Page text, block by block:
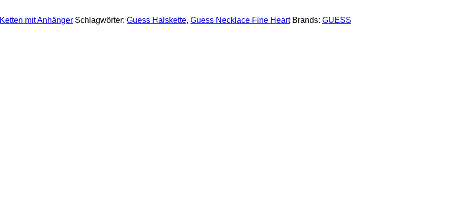
Ketten mit Anhänger Schlagwörter: Guess Halskette, Guess Necklace Fine Heart Brands: GUESS